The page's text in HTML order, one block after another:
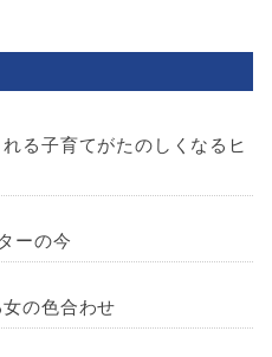
る子育てがたのしくなるヒ
ーの今
の色合わせ